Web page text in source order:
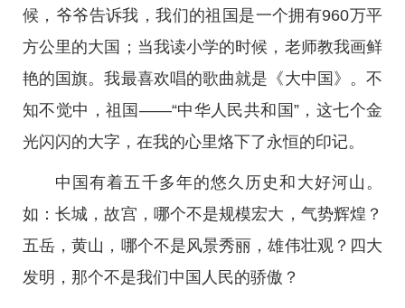
候，爷爷告诉我，我们的祖国是一个拥有960万平
方公里的大国；当我读小学的时候，老师教我画鲜
艳的国旗。我最喜欢唱的歌曲就是《大中国》。不
知不觉中，祖国——“中华人民共和国”，这七个金
光闪闪的大字，在我的心里烙下了永恒的印记。
中国有着五千多年的悠久历史和大好河山。
如：长城，故宫，哪个不是规模宏大，气势辉煌？
五岳，黄山，哪个不是风景秀丽，雄伟壮观？四大
发明，那个不是我们中国人民的骄傲？